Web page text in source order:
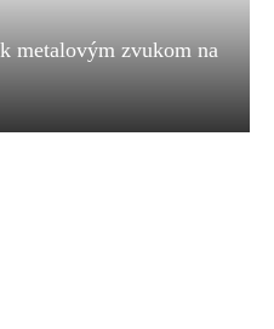
metalovým zvukom na